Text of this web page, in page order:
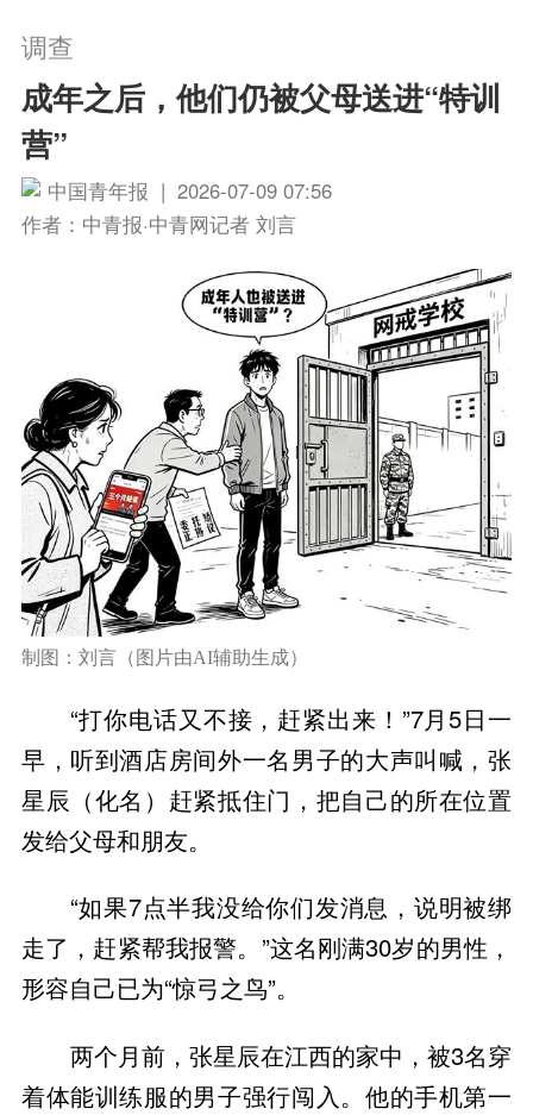
调查
成年之后，他们仍被父母送进“特训
营”
中国青年报 | 2026-07-09 07:56
作者：中青报·中青网记者 刘言
制图：刘言（图片由AI辅助生成）
“打你电话又不接，赶紧出来！”7月5日一
早，听到酒店房间外一名男子的大声叫喊，张
星辰（化名）赶紧抵住门，把自己的所在位置
发给父母和朋友。
“如果7点半我没给你们发消息，说明被绑
走了，赶紧帮我报警。”这名刚满30岁的男性，
形容自己已为“惊弓之鸟”。
两个月前，张星辰在江西的家中，被3名穿
着体能训练服的男子强行闯入。他的手机第一